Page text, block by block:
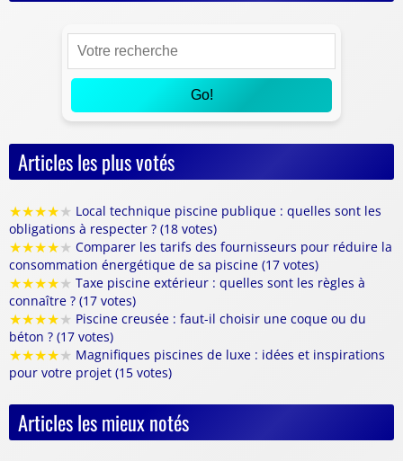
Go!
Articles les plus votés
★★★★★ Local technique piscine publique : quelles sont les
obligations à respecter ? (18 votes)
★★★★★ Comparer les tarifs des fournisseurs pour réduire la
consommation énergétique de sa piscine (17 votes)
★★★★★ Taxe piscine extérieur : quelles sont les règles à
connaître ? (17 votes)
★★★★★ Piscine creusée : faut-il choisir une coque ou du
béton ? (17 votes)
★★★★★ Magnifiques piscines de luxe : idées et inspirations
pour votre projet (15 votes)
Articles les mieux notés